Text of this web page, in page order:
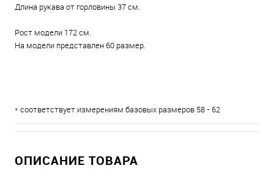
Длина рукава от горловины 37 см.
Рост модели 172 см.
На модели представлен 60 размер.
* соответствует измерениям базовых размеров 58 - 62
ОПИСАНИЕ ТОВАРА